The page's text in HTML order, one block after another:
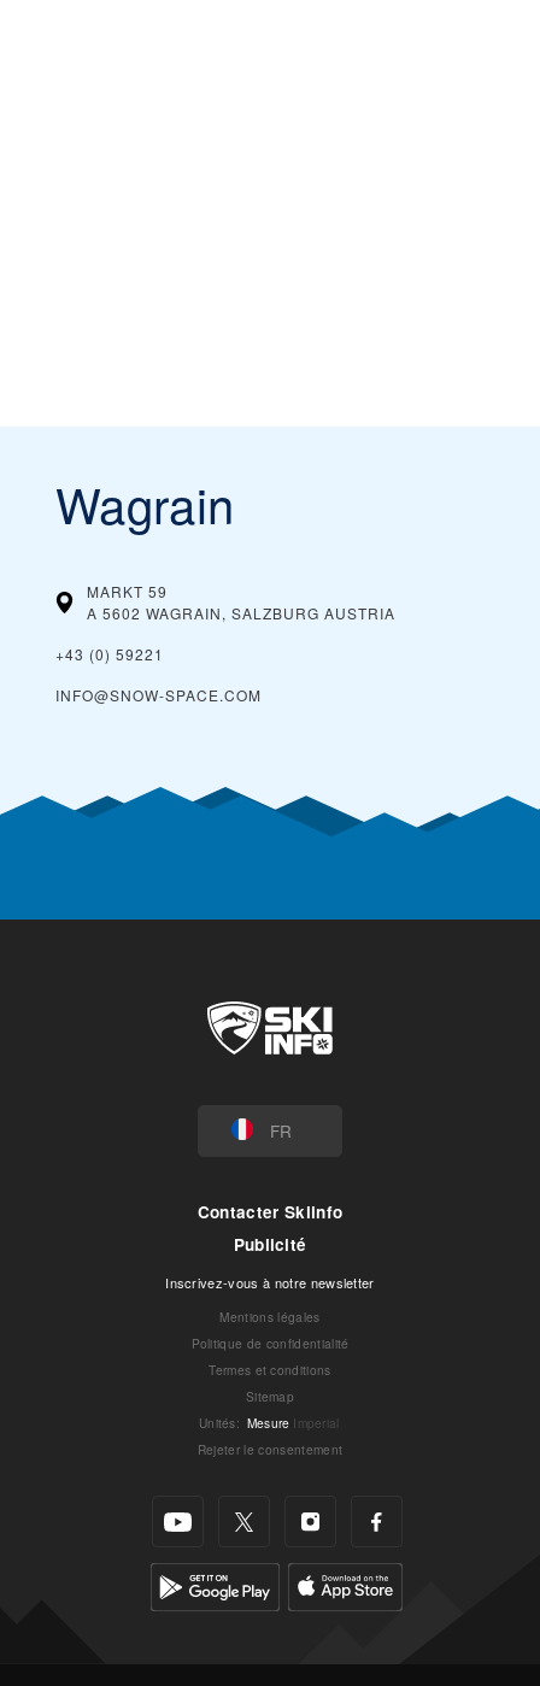
Wagrain
MARKT 59
A 5602 WAGRAIN, SALZBURG AUSTRIA
+43 (0) 59221
INFO@SNOW-SPACE.COM
FR
Contacter Skiinfo
Publicité
Inscrivez-vous à notre newsletter
Mentions légales
Politique de confidentialité
Termes et conditions
Sitemap
Unités: Mesure Imperial
Rejeter le consentement